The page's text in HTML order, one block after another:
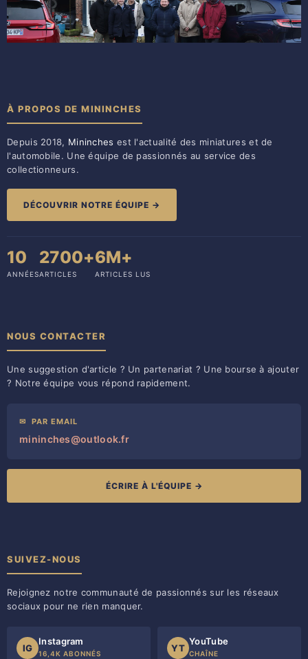
À PROPOS DE MININCHES
Depuis 2018, Mininches est l'actualité des miniatures et de
l'automobile. Une équipe de passionnés au service des
collectionneurs.
DÉCOUVRIR NOTRE ÉQUIPE →
10
ANNÉES
2700+
ARTICLES
6M+
ARTICLES LUS
NOUS CONTACTER
Une suggestion d'article ? Un partenariat ? Une bourse à ajouter
? Notre équipe vous répond rapidement.
✉ PAR EMAIL
mininches@outlook.fr
ÉCRIRE À L'ÉQUIPE →
SUIVEZ-NOUS
Rejoignez notre communauté de passionnés sur les réseaux
sociaux pour ne rien manquer.
IG
Instagram
16,4K ABONNÉS
YT
YouTube
CHAÎNE